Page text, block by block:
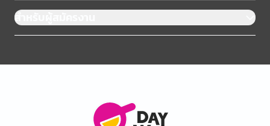
สำหรับผู้สมัครงาน